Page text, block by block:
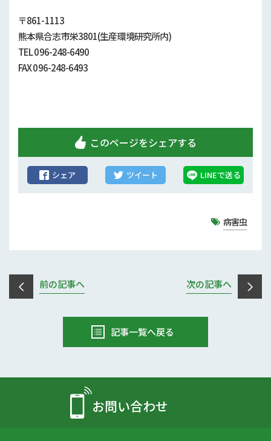
〒861-1113
熊本県合志市栄3801(生産環境研究所内)
TEL 096-248-6490
FAX 096-248-6493
このページをシェアする
シェア ツイート LINEで送る
病害虫
前の記事へ 次の記事へ
記事一覧へ戻る
行政情報
補助事業
農業コンクール大会
農薬
お問い合わせ